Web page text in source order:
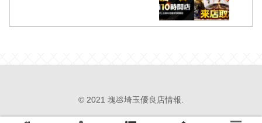
© 2021 塊💩埼玉優良店情報.